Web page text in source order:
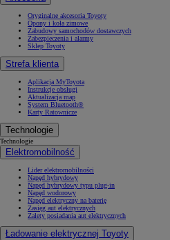
Oryginalne akcesoria Toyoty
Opony i koła zimowe
Zabudowy samochodów dostawczych
Zabezpieczenia i alarmy
Sklep Toyoty
Strefa klienta
Aplikacja MyToyota
Instrukcje obsługi
Aktualizacja map
System Bluetooth®
Karty Ratownicze
Technologie
Technologie
Elektromobilność
Lider elektromobilności
Napęd hybrydowy
Napęd hybrydowy typu plug-in
Napęd wodorowy
Napęd elektryczny na baterię
Zasięg aut elektrycznych
Zalety posiadania aut elektrycznych
Ładowanie elektrycznej Toyoty